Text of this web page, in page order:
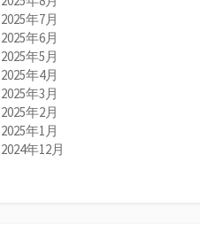
2025年7月
2025年6月
2025年5月
2025年4月
2025年3月
2025年2月
2025年1月
2024年12月